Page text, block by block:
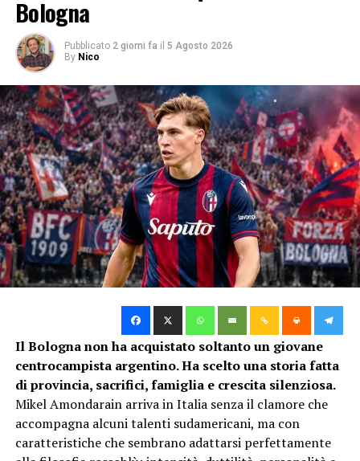
successivi alla Prima guerra mondiale. Morì
prematuramente nel 1921, ma il vecchio campo dello
Sterlino venne intitolato alla sua memoria.
Emilio Badini
Fratello minore di Angelo, Emilio Badini possedeva
caratteristiche maggiormente offensive. Era dotato di
un tiro potentissimo e venne considerato uno dei primi
veri realizzatori della storia rossoblù. Con il Bologna
disputò 38 partite e segnò 24 gol. Nel 1920 diventò
anche il primo giocatore del club a vestire la maglia
della Nazionale italiana, segnando contro la Norvegia
alle Olimpiadi di Anversa. Un grave infortunio al
ginocchio interruppe molto presto la sua carriera.
Augusto Badini
Il terzo rappresentante della famiglia fu Augusto
Badini, conosciuto anche come “Nene” e indicato negli
archivi come Badini IV. Attaccante nato a Rosario nel
1904, ebbe un ruolo meno importante rispetto ad
Angelo ed Emilio, ma completò quella che può essere
considerata la prima dinastia argentina del Bologna. La
Bologna
Pubblicato 2 giorni fa il 5 Agosto 2026
By Nico
Il Bologna non ha acquistato soltanto un giovane
centrocampista argentino. Ha scelto una storia fatta
di provincia, sacrifici, famiglia e crescita silenziosa.
Mikel Amondarain arriva in Italia senza il clamore che
accompagna alcuni talenti sudamericani, ma con
caratteristiche che sembrano adattarsi perfettamente